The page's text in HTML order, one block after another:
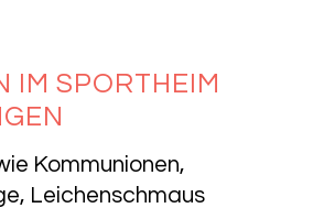
IM SPORTHEIM
Kommunionen,
Leichenschmaus